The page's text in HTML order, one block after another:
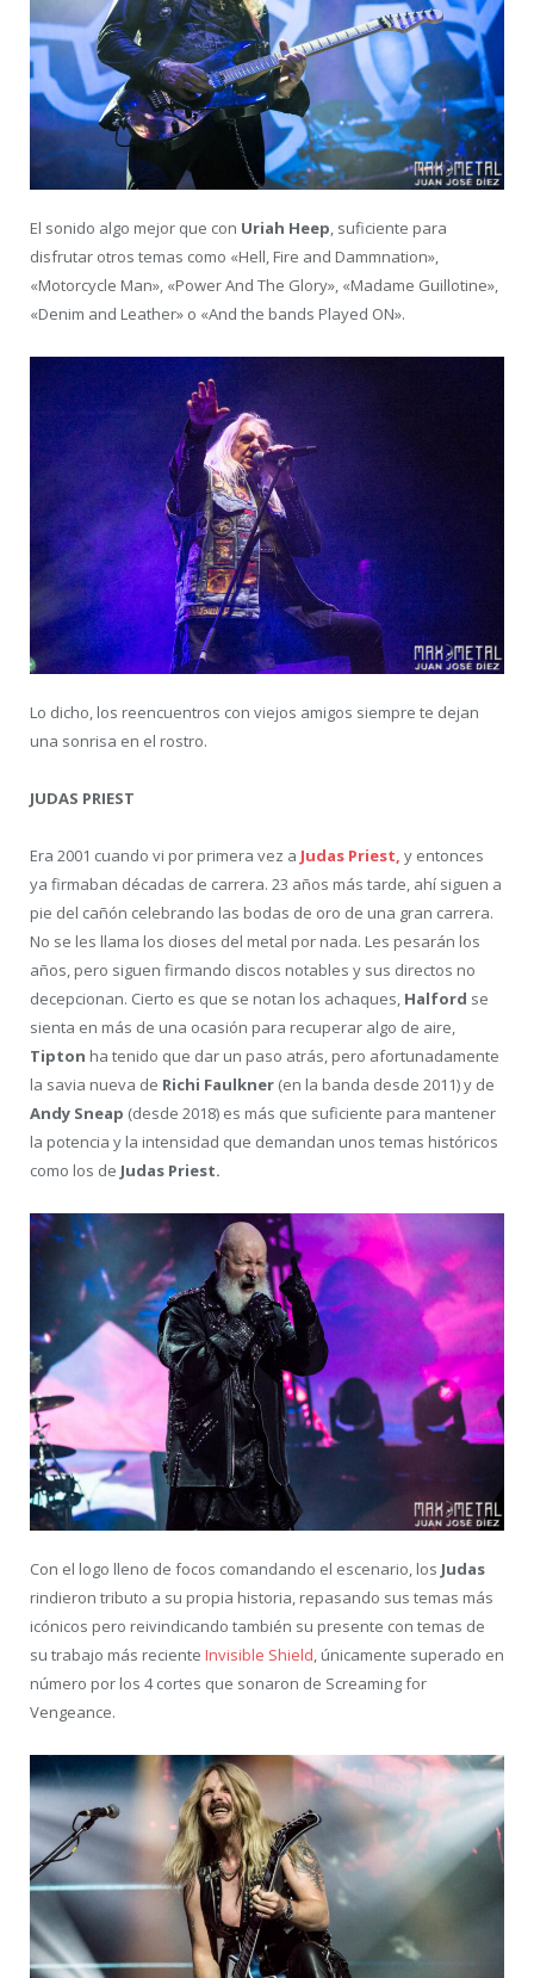
El sonido algo mejor que con Uriah Heep , suficiente para
disfrutar otros temas como «Hell, Fire and Dammnation»,
«Motorcycle Man», «Power And The Glory», «Madame Guillotine»,
«Denim and Leather» o «And the bands Played ON».
Lo dicho, los reencuentros con viejos amigos siempre te dejan
una sonrisa en el rostro.
JUDAS PRIEST
Era 2001 cuando vi por primera vez a Judas Priest, y entonces
ya firmaban décadas de carrera. 23 años más tarde, ahí siguen a
pie del cañón celebrando las bodas de oro de una gran carrera.
No se les llama los dioses del metal por nada. Les pesarán los
años, pero siguen firmando discos notables y sus directos no
decepcionan. Cierto es que se notan los achaques, Halford se
sienta en más de una ocasión para recuperar algo de aire,
Tipton ha tenido que dar un paso atrás, pero afortunadamente
la savia nueva de Richi Faulkner (en la banda desde 2011) y de
Andy Sneap (desde 2018) es más que suficiente para mantener
la potencia y la intensidad que demandan unos temas históricos
como los de Judas Priest.
Con el logo lleno de focos comandando el escenario, los Judas
rindieron tributo a su propia historia, repasando sus temas más
icónicos pero reivindicando también su presente con temas de
su trabajo más reciente Invisible Shield, únicamente superado en
número por los 4 cortes que sonaron de Screaming for
Vengeance.